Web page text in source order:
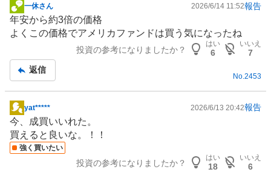
掲
示
板
一休さん 2026/6/14 11:52報告
年安から約3倍の価格
よくこの価格でアメリカファンドは買う気になったね
投資の参考になりましたか？
はい
6
いいえ
7
返信
No. 2453
掲
示
板
記
yat***** 2026/6/13 20:42報告
今、成買いいれた。
買えると良いな。！！
強く買いたい
投資の参考になりましたか？
はい
18
いいえ
6